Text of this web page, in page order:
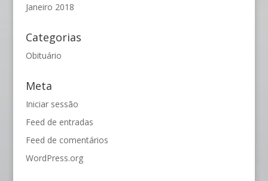
Janeiro 2018
Categorias
Obituário
Meta
Iniciar sessão
Feed de entradas
Feed de comentários
WordPress.org